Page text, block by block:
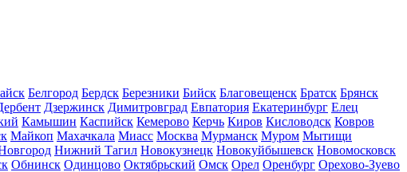
Белгород Бердск Березники Бийск Благовещенск Братск Брянск
Дзержинск Димитровград Евпатория Екатеринбург Елец
Камышин Каспийск Кемерово Керчь Киров Кисловодск Ковров
Майкоп Махачкала Миасс Москва Мурманск Муром Мытищи
Нижний Тагил Новокузнецк Новокуйбышевск Новомосковск
Обнинск Одинцово Октябрьский Омск Орел Оренбург Орехово-Зуево